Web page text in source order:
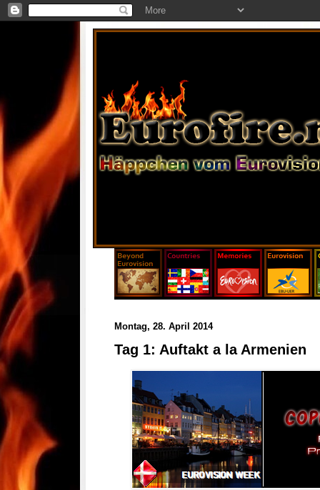
Montag, 28. April 2014
Tag 1: Auftakt a la Armenien